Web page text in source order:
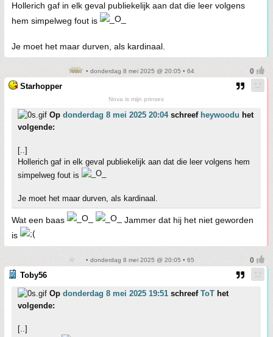
Hollerich gaf in elk geval publiekelijk aan dat die leer volgens
hem simpelweg fout is
Je moet het maar durven, als kardinaal.
• donderdag 8 mei 2025 @ 20:05 • 64
Starhopper
Nova is mijn prinses
Op donderdag 8 mei 2025 20:04schreef heywoodu het
volgende:
[..]
Hollerich gaf in elk geval publiekelijk aan dat die leer volgens hem
simpelweg fout is
Je moet het maar durven, als kardinaal.
Wat een baas
Jammer dat hij het niet geworden
is
• donderdag 8 mei 2025 @ 20:05 • 65
Toby56
Op donderdag 8 mei 2025 19:51 schreef ToT het
volgende:
[..]